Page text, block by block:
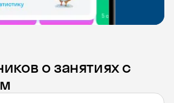
о занятиях с